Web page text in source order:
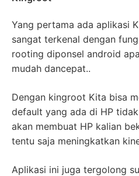
Yang pertama ada aplikasi
sangat terkenal dengan
rooting diponsel android
mudah dancepat..
Dengan kingroot Kita bisa
default yang ada di HP
akan membuat HP kalian
tentu saja meningkatkan
Aplikasi ini juga tergolong